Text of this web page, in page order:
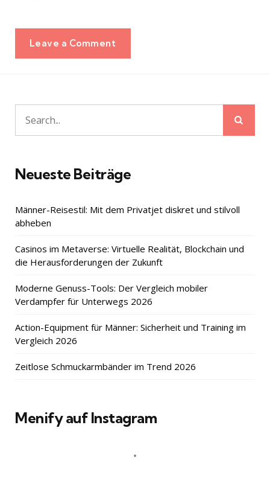
Leave a Comment
Search
for:
Neueste Beiträge
Männer-Reisestil: Mit dem Privatjet diskret und stilvoll
abheben
Casinos im Metaverse: Virtuelle Realität, Blockchain und
die Herausforderungen der Zukunft
Moderne Genuss-Tools: Der Vergleich mobiler
Verdampfer für Unterwegs 2026
Action-Equipment für Männer: Sicherheit und Training im
Vergleich 2026
Zeitlose Schmuckarmbänder im Trend 2026
Menify auf Instagram